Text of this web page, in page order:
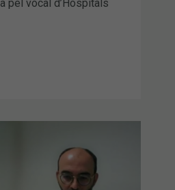
pel vocal d’Hospitals